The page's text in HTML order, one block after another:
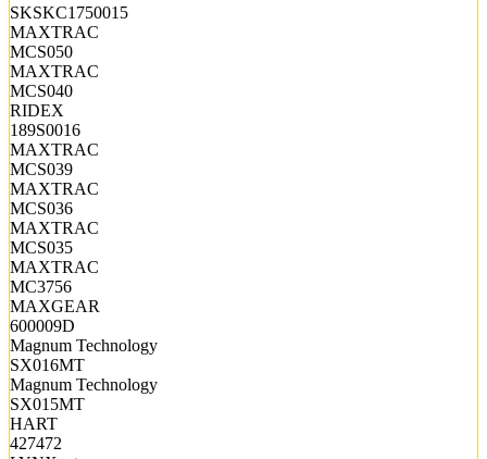
SKSKC1750015
MAXTRAC
MCS050
MAXTRAC
MCS040
RIDEX
189S0016
MAXTRAC
MCS039
MAXTRAC
MCS036
MAXTRAC
MCS035
MAXTRAC
MC3756
MAXGEAR
600009D
Magnum Technology
SX016MT
Magnum Technology
SX015MT
HART
427472